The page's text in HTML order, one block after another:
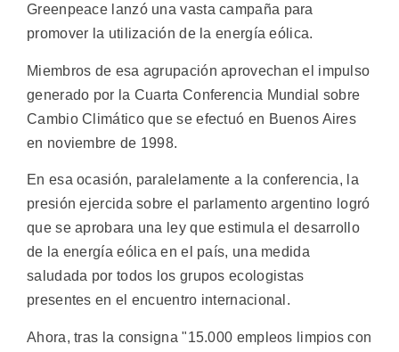
Greenpeace lanzó una vasta campaña para
promover la utilización de la energía eólica.
Miembros de esa agrupación aprovechan el impulso
generado por la Cuarta Conferencia Mundial sobre
Cambio Climático que se efectuó en Buenos Aires
en noviembre de 1998.
En esa ocasión, paralelamente a la conferencia, la
presión ejercida sobre el parlamento argentino logró
que se aprobara una ley que estimula el desarrollo
de la energía eólica en el país, una medida
saludada por todos los grupos ecologistas
presentes en el encuentro internacional.
Ahora, tras la consigna "15.000 empleos limpios con